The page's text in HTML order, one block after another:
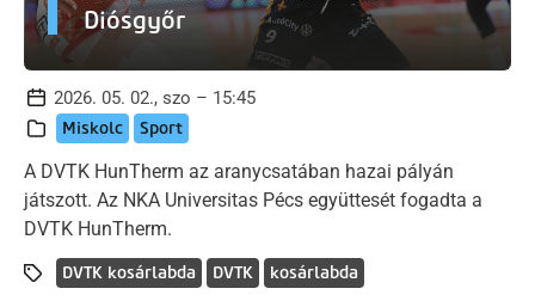
Diósgyőr
2026. 05. 02., szo – 15:45
Miskolc Sport
A DVTK HunTherm az aranycsatában hazai pályán
játszott. Az NKA Universitas Pécs együttesét fogadta a
DVTK HunTherm.
DVTK kosárlabda DVTK kosárlabda